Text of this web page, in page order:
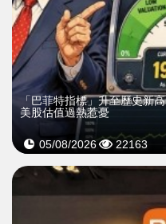
「巴菲特指標」升至歷史新高
美股估值過熱惹憂
05/08/2026 22163